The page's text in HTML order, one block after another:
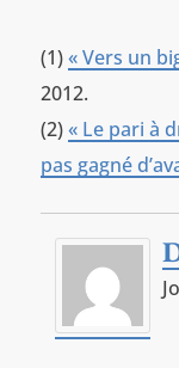
(1)« Vers un
2012.
(2)« Le pari à
pas gagné